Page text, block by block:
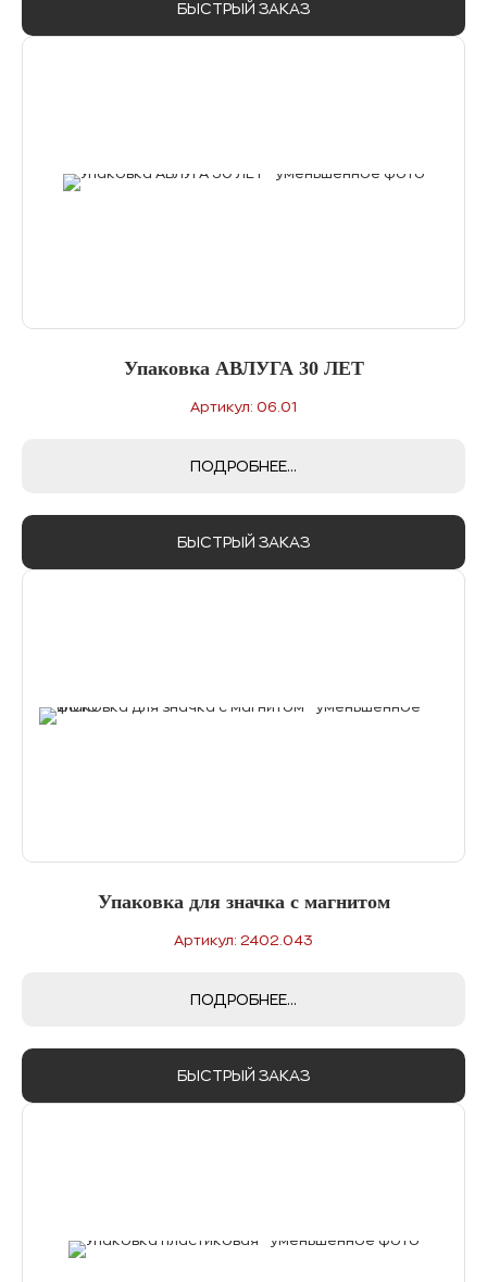
БЫСТРЫЙ ЗАКАЗ
Упаковка АВЛУГА 30 ЛЕТ
Артикул: 06.01
ПОДРОБНЕЕ...
БЫСТРЫЙ ЗАКАЗ
Упаковка для значка с магнитом
Артикул: 2402.043
ПОДРОБНЕЕ...
БЫСТРЫЙ ЗАКАЗ